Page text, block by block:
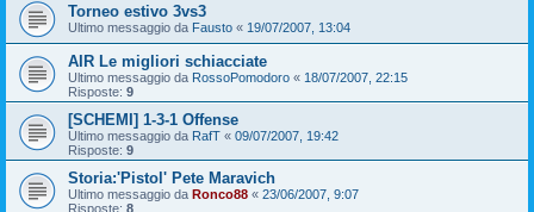
Torneo estivo 3vs3
Ultimo messaggio da Fausto « 19/07/2007, 13:04
AIR Le migliori schiacciate
Ultimo messaggio da RossoPomodoro « 18/07/2007, 22:15
Risposte: 9
[SCHEMI] 1-3-1 Offense
Ultimo messaggio da RafT « 09/07/2007, 19:42
Risposte: 9
Storia:'Pistol' Pete Maravich
Ultimo messaggio da Ronco88 « 23/06/2007, 9:07
Risposte: 8